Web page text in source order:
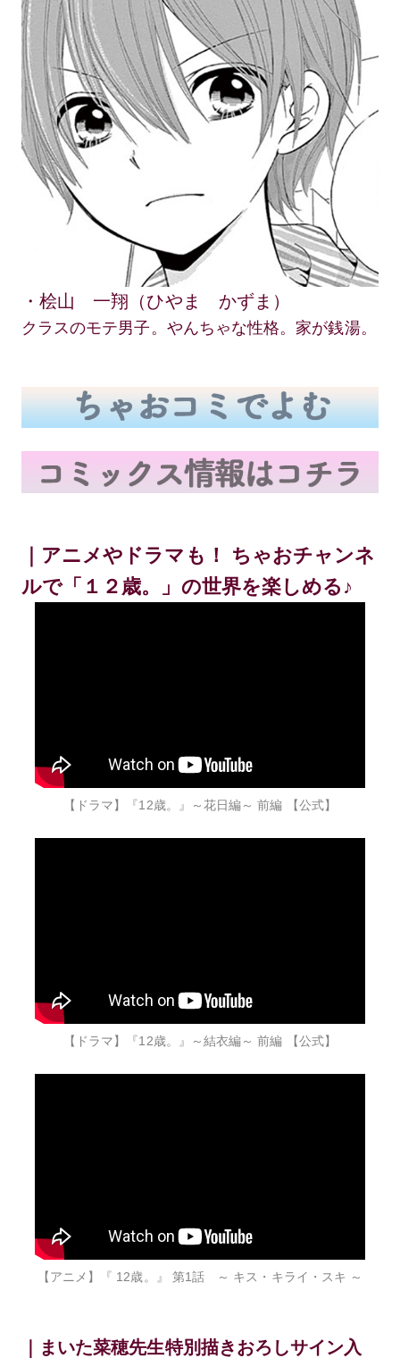
・桧山 一翔（ひやま かずま）
クラスのモテ男子。やんちゃな性格。家が銭湯。
｜アニメやドラマも！ ちゃおチャンネ
ルで「１２歳。」の世界を楽しめる♪
【ドラマ】『12歳。』～花日編～ 前編 【公式】
【ドラマ】『12歳。』～結衣編～ 前編 【公式】
【アニメ】『 12歳。』 第1話 ～ キス・キライ・スキ ～
｜まいた菜穂先生特別描きおろしサイン入